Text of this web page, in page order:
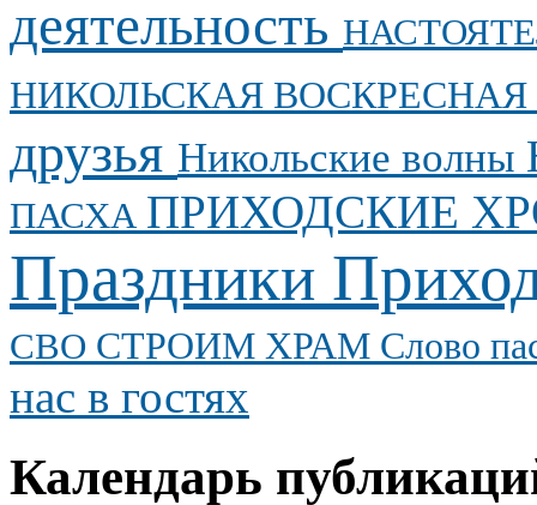
деятельность
НИКОЛЬСКАЯ
друзья Никольские волны
ПАСХА ПРИХОДСКИЕ
Праздники
СВО СТРОИМ ХРАМ Слово
нас в гостях
Календарь